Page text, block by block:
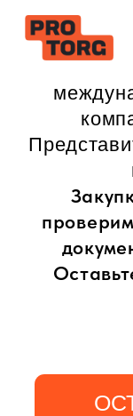
и
Закупки из
проверим
документы
Оставьте
Доставка товаров
для ООО и ИП